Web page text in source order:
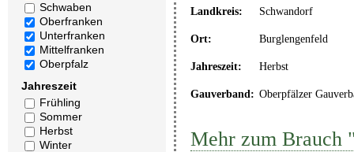
Schwaben
Oberfranken
Unterfranken
Mittelfranken
Oberpfalz
Jahreszeit
Frühling
Sommer
Herbst
Winter
Landkreis: Schwandorf
Ort: Burglengenfeld
Jahreszeit: Herbst
Gauverband: Oberpfälzer
Mehr zum Brauch